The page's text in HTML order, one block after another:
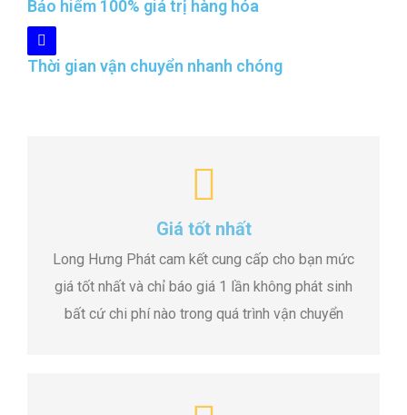
Bảo hiểm 100% giá trị hàng hóa
Thời gian vận chuyển nhanh chóng
Giá tốt nhất
Long Hưng Phát cam kết cung cấp cho bạn mức
giá tốt nhất và chỉ báo giá 1 lần không phát sinh
bất cứ chi phí nào trong quá trình vận chuyển